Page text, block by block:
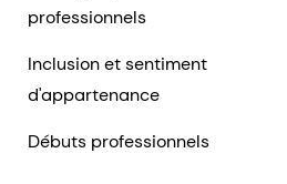
professionnels
Inclusion et sentiment
d'appartenance
Débuts professionnels